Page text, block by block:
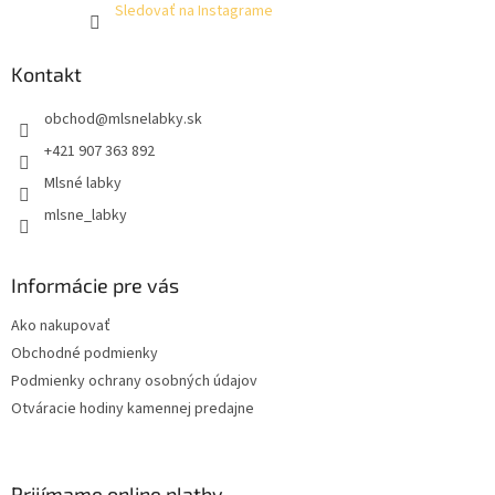
Sledovať na Instagrame
Kontakt
obchod@mlsnelabky.sk
+421 907 363 892
Mlsné labky
mlsne_labky
Informácie pre vás
Ako nakupovať
Obchodné podmienky
Podmienky ochrany osobných údajov
Otváracie hodiny kamennej predajne